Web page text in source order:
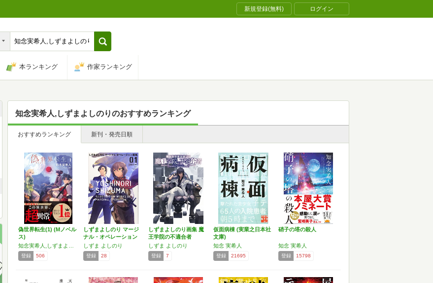
新規登録(無料) ログイン
本ランキング 作家ランキング
知念実希人,しずまよしのりのおすすめランキング
おすすめランキング 新刊・発売日順
偽世界転生(1) (Mノベル
ス)
登録 506
しずまよしのり マージ
ナル・オペレーション
画…
しずま よしのり
登録 28
しずまよしのり画集 魔
王学院の不適合者
しずま よしのり
登録 7
仮面病棟 (実業之日本社
文庫)
知念 実希人
登録 21695
硝子の塔の殺人
知念 実希人
登録 15798